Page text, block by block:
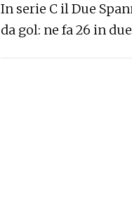
In serie C il Due
da gol: ne fa 26 in